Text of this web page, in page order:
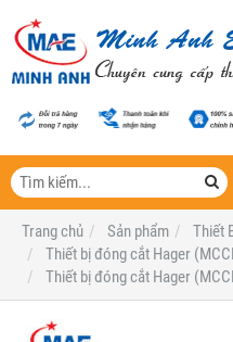
Trang chủ
Sản phẩm
Thiết
Thiết bị đóng cắt Hager
Thiết bị đóng cắt Hager